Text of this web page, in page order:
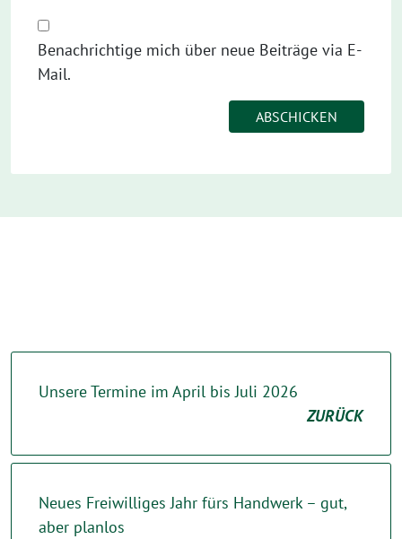
Benachrichtige mich über neue Beiträge via E-
Mail.
Unsere Termine im April bis Juli 2026
ZURÜCK
Neues Freiwilliges Jahr fürs Handwerk – gut,
aber planlos